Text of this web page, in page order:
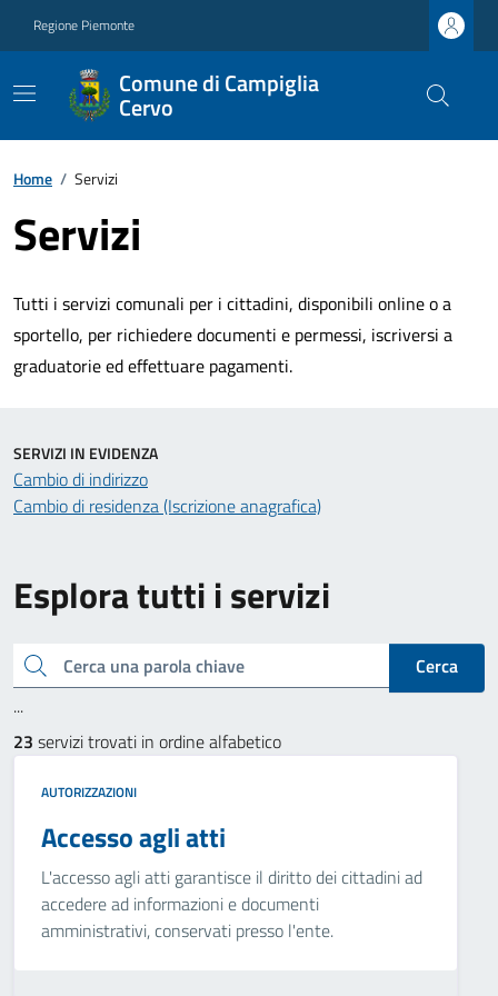
Regione Piemonte
Comune di Campiglia
Cervo
Home / Servizi
Servizi
Tutti i servizi comunali per i cittadini, disponibili online o a
sportello, per richiedere documenti e permessi, iscriversi a
graduatorie ed effettuare pagamenti.
Esplora tutti i servizi
Cerca una parola chiave
Cerca
...
23 servizi trovati in ordine alfabetico
AUTORIZZAZIONI
Accesso agli atti
L'accesso agli atti garantisce il diritto dei cittadini ad
accedere ad informazioni e documenti
amministrativi, conservati presso l'ente.
SERVIZI IN EVIDENZA
Cambio di indirizzo
Cambio di residenza (Iscrizione anagrafica)